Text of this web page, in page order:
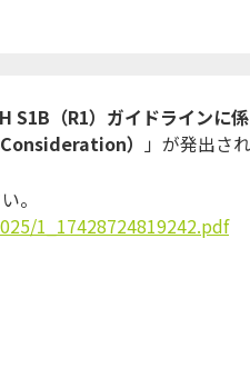
S1B（R1）ガイドラインに
）
」が発出さ
。
1_17428724819242.pdf